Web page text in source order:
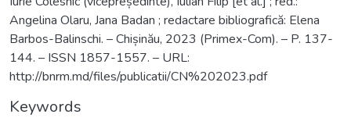
Angelina Olaru, Jana Badan ; redactare bibliografică: Elena
Barbos-Balinschi. – Chișinău, 2023 (Primex-Com). – P. 137-
144. – ISSN 1857-1557. – URL:
http://bnrm.md/files/publicatii/CN%202023.pdf
Keywords